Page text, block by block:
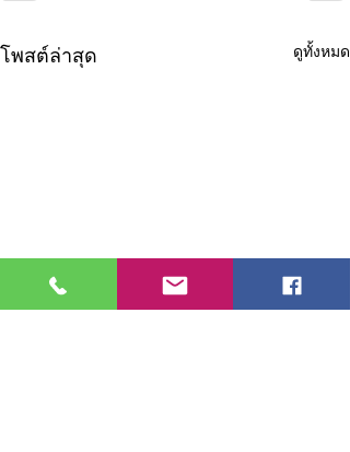
โพสต์ล่าสุด ดูทั้งหมด